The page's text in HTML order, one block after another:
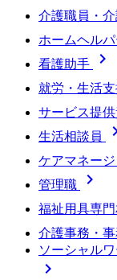
介護職員・
ホームヘル
看護助手 
就労・生活支
サービス提
生活相談員
ケアマネー
管理職 
福祉用具専
介護事務・
ソーシャル
